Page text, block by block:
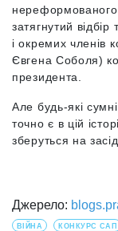
затягнутий
і окремих членів
Євгена Соболя)
президента.
Але будь-які
точно є в цій
зберуться на
Джерело:
ВІЙНА КОНКУРС САП